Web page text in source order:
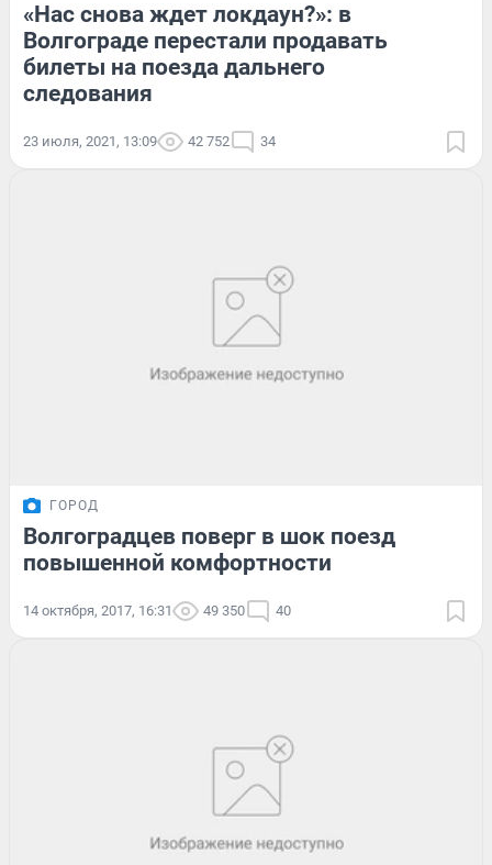
«Нас снова ждет локдаун?»: в
Волгограде перестали продавать
билеты на поезда дальнего
следования
23 июля, 2021, 13:09 42 752 34
ГОРОД
Волгоградцев поверг в шок поезд
повышенной комфортности
14 октября, 2017, 16:31 49 350 40